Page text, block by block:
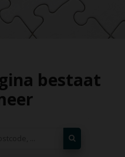
bestaat